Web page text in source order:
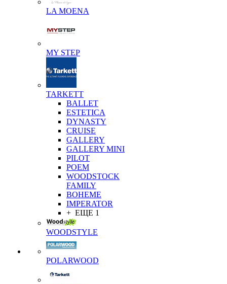
LA MOENA
MY STEP
TARKETT
BALLET
ESTETICA
DYNASTY
CRUISE
GALLERY
GALLERY MINI
PILOT
POEM
WOODSTOCK
FAMILY
BOHEME
IMPERATOR
+ ЕЩЕ 1
WOODSTYLE
POLARWOOD